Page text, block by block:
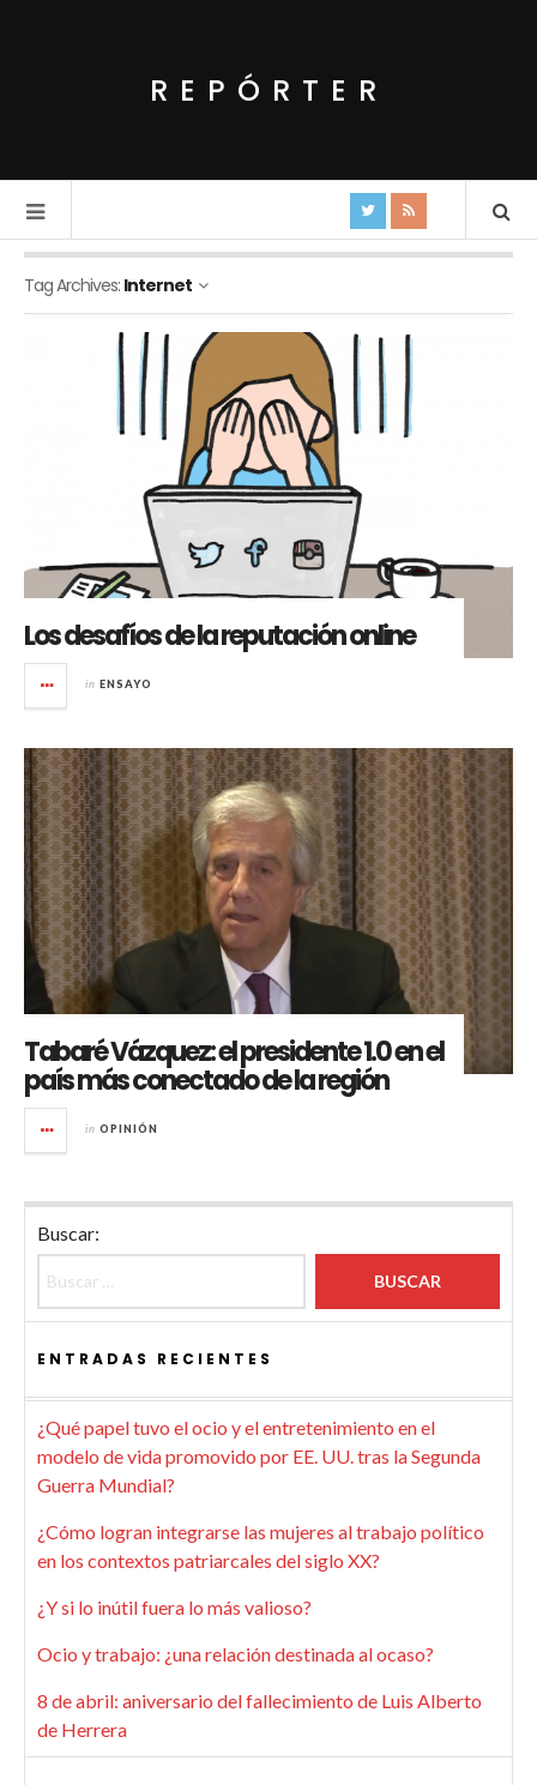
REPÓRTER
Tag Archives: Internet
Los desafíos de la reputación online
in ENSAYO
Tabaré Vázquez: el presidente 1.0 en el
país más conectado de la región
in OPINIÓN
Buscar:
ENTRADAS RECIENTES
¿Qué papel tuvo el ocio y el entretenimiento en el
modelo de vida promovido por EE. UU. tras la Segunda
Guerra Mundial?
¿Cómo logran integrarse las mujeres al trabajo político
en los contextos patriarcales del siglo XX?
¿Y si lo inútil fuera lo más valioso?
Ocio y trabajo: ¿una relación destinada al ocaso?
8 de abril: aniversario del fallecimiento de Luis Alberto
de Herrera